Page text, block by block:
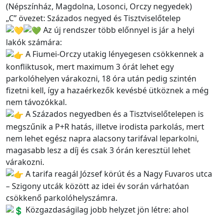
(Népszínház, Magdolna, Losonci, Orczy negyedek)
„C” övezet: Százados negyed és Tisztviselőtelep
Az új rendszer több előnnyel is jár a helyi
lakók számára:
A Fiumei-Orczy utakig lényegesen csökkennek a
konfliktusok, mert maximum 3 órát lehet egy
parkolóhelyen várakozni, 18 óra után pedig szintén
fizetni kell, így a hazaérkezők kevésbé ütköznek a még
nem távozókkal.
A Százados negyedben és a Tisztviselőtelepen is
megszűnik a P+R hatás, illetve irodista parkolás, mert
nem lehet egész napra alacsony tarifával leparkolni,
magasabb lesz a díj és csak 3 órán keresztül lehet
várakozni.
A tarifa reagál József körút és a Nagy Fuvaros utca
– Szigony utcák között az idei év során várhatóan
csökkenő parkolóhelyszámra.
Közgazdaságilag jobb helyzet jön létre: ahol